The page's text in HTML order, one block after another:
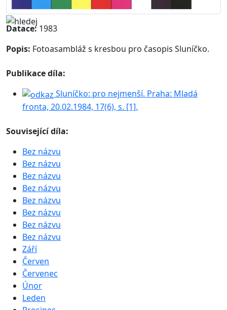
Datace: 1983
Popis: Fotoasambláž s kresbou pro časopis Sluníčko.
Publikace díla:
Sluníčko: pro nejmenší. Praha: Mladá
fronta, 20.02.1984, 17(6), s. [1].
Související díla:
Bez názvu
Bez názvu
Bez názvu
Bez názvu
Bez názvu
Bez názvu
Bez názvu
Bez názvu
Září
Červen
Červenec
Únor
Leden